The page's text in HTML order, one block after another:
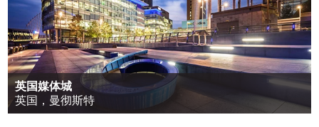
英国媒体城
英国，曼彻斯特